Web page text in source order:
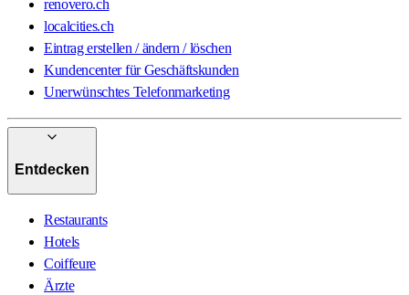
renovero.ch
localcities.ch
Eintrag erstellen / ändern / löschen
Kundencenter für Geschäftskunden
Unerwünschtes Telefonmarketing
Entdecken
Restaurants
Hotels
Coiffeure
Ärzte